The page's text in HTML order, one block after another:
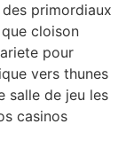
primordiaux
cloison
pour
vers thunes
salle de jeu les
casinos